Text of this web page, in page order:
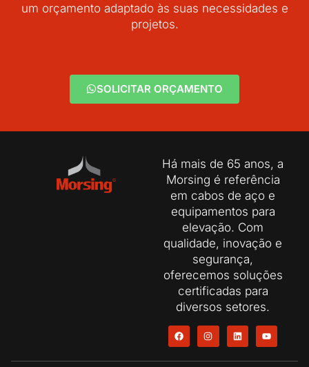
um orçamento adaptado às suas necessidades e
projetos.
SOLICITAR ORÇAMENTO
Há mais de 65 anos, a
Morsing é referência
em cabos de aço e
equipamentos para
elevação. Com
qualidade, inovação e
segurança,
oferecemos soluções
certificadas para
diversos setores.